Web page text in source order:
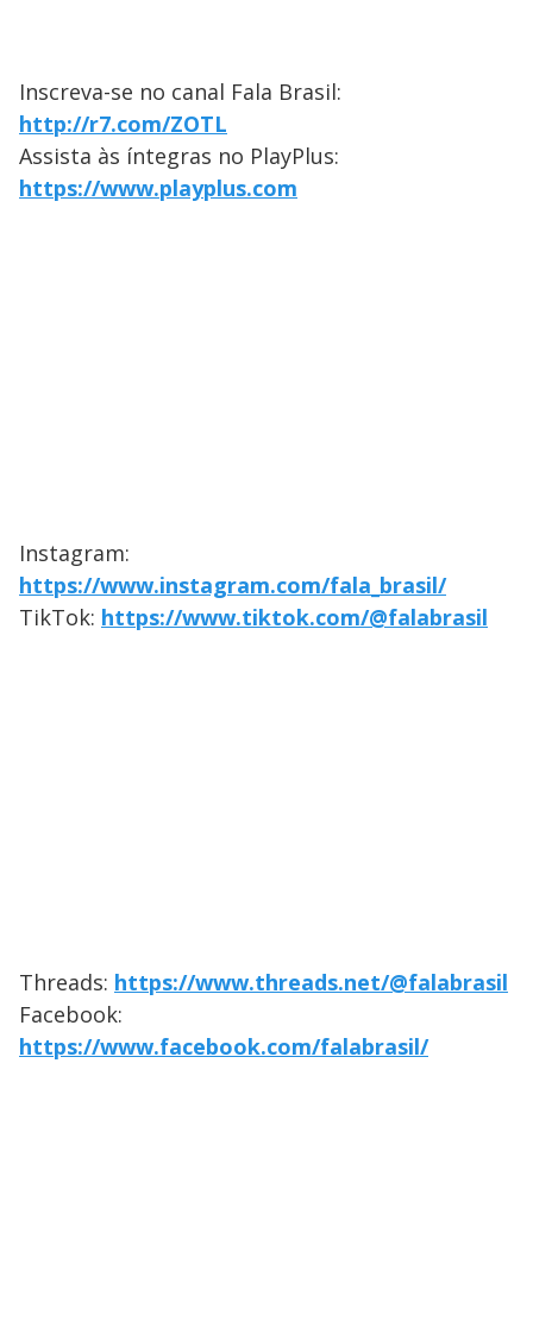
Inscreva-se no canal Fala Brasil:
http://r7.com/ZOTL
Assista às íntegras no PlayPlus:
https://www.playplus.com
Instagram:
https://www.instagram.com/fala_brasil/
TikTok: https://www.tiktok.com/@falabrasil
Threads: https://www.threads.net/@falabrasil
Facebook:
https://www.facebook.com/falabrasil/